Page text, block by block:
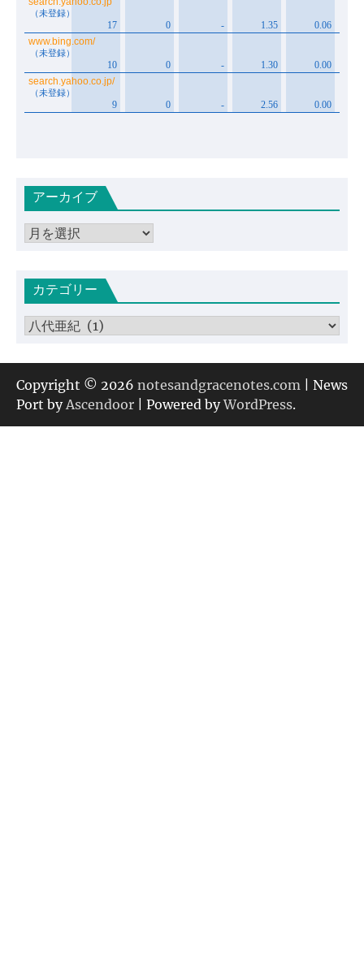
アーカイブ
ア
イカテゴリー
カ
ゴ
リ
ー
Copyright © 2026 notesandgracenotes.com | News
Port by Ascendoor | Powered byWordPress.